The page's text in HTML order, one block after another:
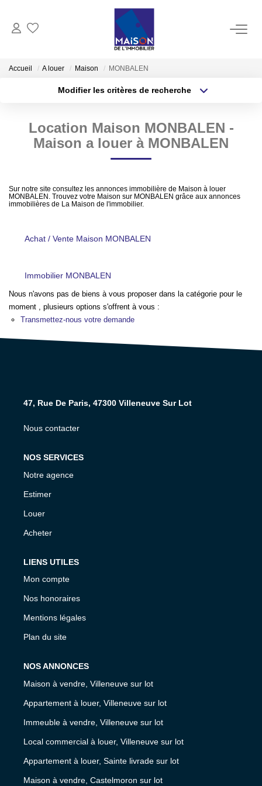
LOCATION
GESTION
Estimer Vendre
NOS AGENCES
CONTACT
EXTRANET PROPRIÉTAIRE
Accueil A louer Maison MONBALEN
Modifier les critères de recherche
Sélectionnez...
Type de bien
Surface min
Créer une alerte
Location Maison MONBALEN -
Maison a louer à MONBALEN
Sur notre site consultez les annonces immobilière de Maison à louer
MONBALEN. Trouvez votre Maison sur MONBALEN grâce aux annonces
immobilières de La Maison de l'immobilier.
Achat / Vente Maison MONBALEN
Immobilier MONBALEN
Nous n'avons pas de biens à vous proposer dans la catégorie pour le
moment , plusieurs options s'offrent à vous :
Transmettez-nous votre demande
47, Rue De Paris, 47300 Villeneuve Sur Lot
Nous contacter
NOS SERVICES
Notre agence
Estimer
Louer
Acheter
LIENS UTILES
Mon compte
Nos honoraires
Mentions légales
Plan du site
NOS ANNONCES
Maison à vendre, Villeneuve sur lot
Appartement à louer, Villeneuve sur lot
Immeuble à vendre, Villeneuve sur lot
Local commercial à louer, Villeneuve sur lot
Appartement à louer, Sainte livrade sur lot
Maison à vendre, Castelmoron sur lot